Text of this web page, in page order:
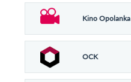
Kino Opolanka
OCK